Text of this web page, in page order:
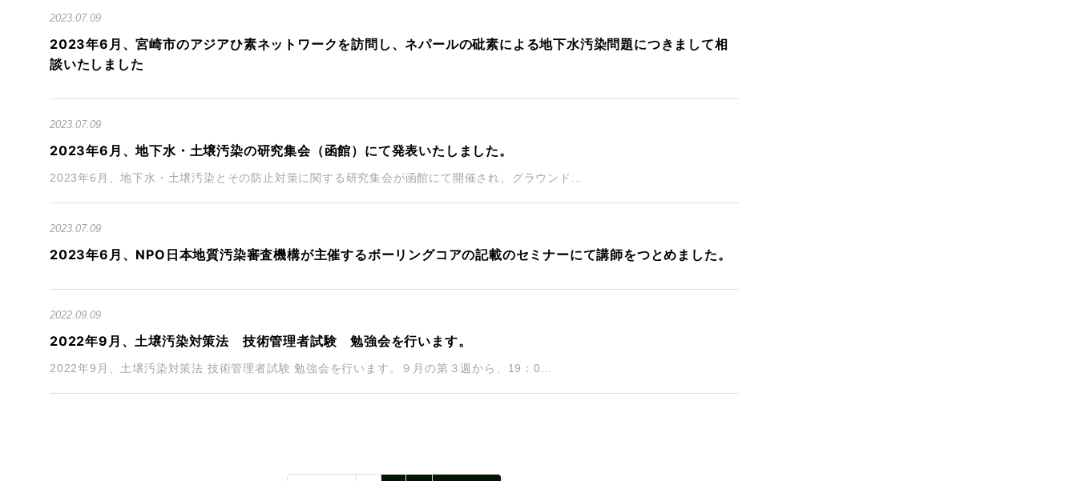
2023.07.09
2023年6月、宮崎市のアジアひ素ネットワークを訪問し、ネパールの砒素による地下水汚染問題につきまして相
談いたしました
2023.07.09
2023年6月、地下水・土壌汚染の研究集会（函館）にて発表いたしました。
2023年6月、地下水・土壌汚染とその防止対策に関する研究集会が函館にて開催され、グラウンド...
2023.07.09
2023年6月、NPO日本地質汚染審査機構が主催するボーリングコアの記載のセミナーにて講師をつとめました。
2022.09.09
2022年9月、土壌汚染対策法 技術管理者試験 勉強会を行います。
2022年9月、土壌汚染対策法 技術管理者試験 勉強会を行います。９月の第３週から、19：0...